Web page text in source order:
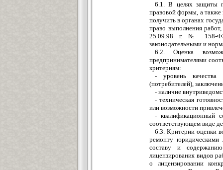
6.1. В целях защиты
правовой формы, а также
получить в органах
право выполнения
25.09.98 г. № 158-Ф3
законодательными и
6.2. Оценка
предпринимателями
критериям:
- уровень качества
(потребителей),
- наличие
- техническая
или возможности
- квалификационный
соответствующем виде
6.3. Критерии оценки
ремонту юридическими
составу и содержанию
лицензирования видов
о лицензировании